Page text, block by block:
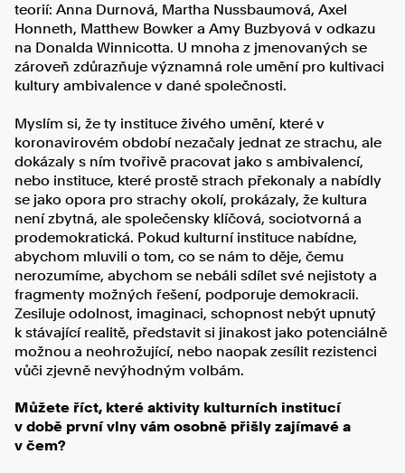
teorií: Anna Durnová, Martha Nussbaumová, Axel
Honneth, Matthew Bowker a Amy Buzbyová v odkazu
na Donalda Winnicotta. U mnoha z jmenovaných se
zároveň zdůrazňuje významná role umění pro kultivaci
kultury ambivalence v dané společnosti.
Myslím si, že ty instituce živého umění, které v
koronavirovém období nezačaly jednat ze strachu, ale
dokázaly s ním tvořivě pracovat jako s ambivalencí,
nebo instituce, které prostě strach překonaly a nabídly
se jako opora pro strachy okolí, prokázaly, že kultura
není zbytná, ale společensky klíčová, sociotvorná a
prodemokratická. Pokud kulturní instituce nabídne,
abychom mluvili o tom, co se nám to děje, čemu
nerozumíme, abychom se nebáli sdílet své nejistoty a
fragmenty možných řešení, podporuje demokracii.
Zesiluje odolnost, imaginaci, schopnost nebýt upnutý
k stávající realitě, představit si jinakost jako potenciálně
možnou a neohrožující, nebo naopak zesílit rezistenci
vůči zjevně nevýhodným volbám.
Můžete říct, které aktivity kulturních institucí
v době první vlny vám osobně přišly zajímavé a
v čem?